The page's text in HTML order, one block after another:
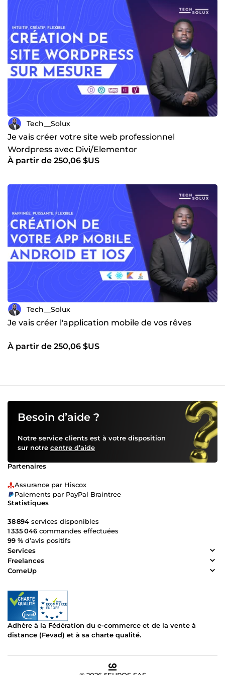
Tech__Solux
Je vais créer votre site web professionnel
Wordpress avec Divi/Elementor
À partir de 250,06 $US
Tech__Solux
Je vais créer l'application mobile de vos rêves
À partir de 250,06 $US
Besoin d’aide ?
Notre service clients est à votre disposition
sur notre centre d’aide
Partenaires
Assurance par Hiscox
Paiements par PayPal Braintree
Statistiques
38 894 services disponibles
1 335 046 commandes effectuées
99 % d’avis positifs
Services
Freelances
ComeUp
Adhère à la Fédération du e-commerce et de la vente à
distance (Fevad) et à sa charte qualité.